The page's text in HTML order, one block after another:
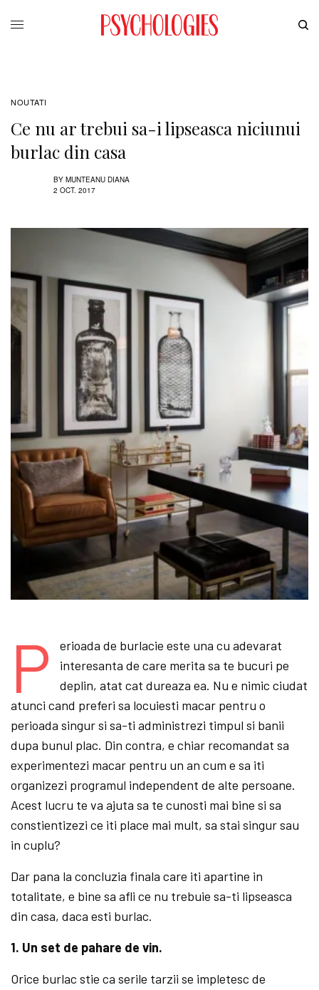
NOUTATI
Ce nu ar trebui sa-i lipseasca niciunui
burlac din casa
BY MUNTEANU DIANA
2 OCT. 2017
P
erioada de burlacie este una cu adevarat
interesanta de care merita sa te bucuri pe
deplin, atat cat dureaza ea. Nu e nimic ciudat
atunci cand preferi sa locuiesti macar pentru o
perioada singur si sa-ti administrezi timpul si banii
dupa bunul plac. Din contra, e chiar recomandat sa
experimentezi macar pentru un an cum e sa iti
organizezi programul independent de alte persoane.
Acest lucru te va ajuta sa te cunosti mai bine si sa
constientizezi ce iti place mai mult, sa stai singur sau
in cuplu?
Dar pana la concluzia finala care iti apartine in
totalitate, e bine sa afli ce nu trebuie sa-ti lipseasca
din casa, daca esti burlac.
1. Un set de pahare de vin.
Orice burlac stie ca serile tarzii se impletesc de